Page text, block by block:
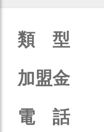
類 型
加盟金
電 話